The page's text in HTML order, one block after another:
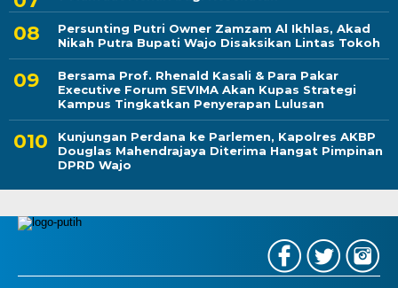
Persunting Putri Owner Zamzam Al Ikhlas, Akad
Nikah Putra Bupati Wajo Disaksikan Lintas Tokoh
Bersama Prof. Rhenald Kasali & Para Pakar
Executive Forum SEVIMA Akan Kupas Strategi
Kampus Tingkatkan Penyerapan Lulusan
Kunjungan Perdana ke Parlemen, Kapolres AKBP
Douglas Mahendrajaya Diterima Hangat Pimpinan
DPRD Wajo